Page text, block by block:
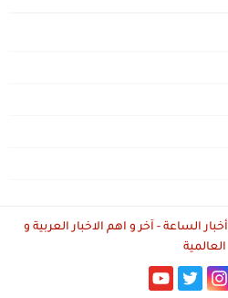
أخبار الساعة - آخر و اهم الاخبار العربية و
العالمية